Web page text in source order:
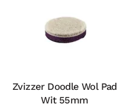
Zvizzer Doodle Wol Pad
Wit 55mm